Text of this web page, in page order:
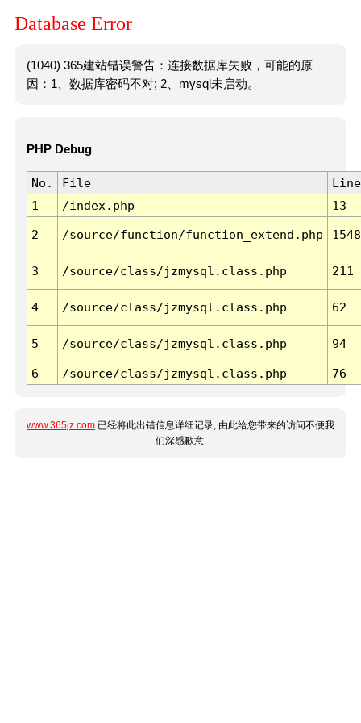
Database Error
(1040) 365建站错误警告：连接数据库失败，可能的原
因：1、数据库密码不对; 2、mysql未启动。
PHP Debug
No. File
Line
1
/index.php 13
2 /source/function/function_extend.php 1548
3 /source/class/jzmysql.class.php 211
4 /source/class/jzmysql.class.php 62
5 /source/class/jzmysql.class.php 94
6 /source/class/jzmysql.class.php 76
www.365jz.com 已经将此出错信息详细记录, 由此给您带来的访问不便我
们深感歉意.